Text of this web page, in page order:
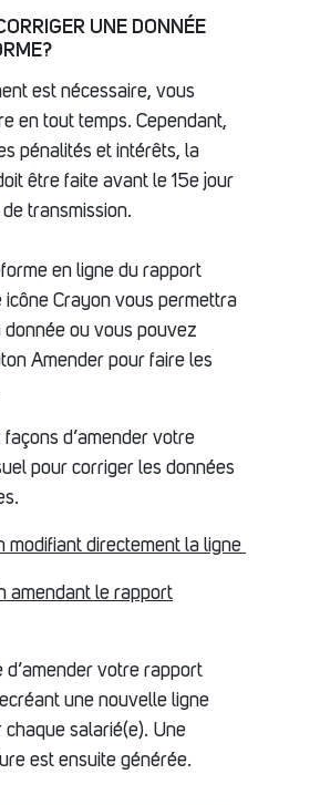
UNE DONNÉE
est nécessaire, vous
en tout temps. Cependant,
pénalités et intérêts, la
être faite avant le 15e jour
transmission.
en ligne du rapport
icône Crayon vous permettra
ou vous pouvez
Amender pour faire les
façons d’amender votre
pour corriger les données
modifiant directement la ligne
amendant le rapport
d’amender votre rapport
une nouvelle ligne
chaque salarié(e). Une
est ensuite générée.